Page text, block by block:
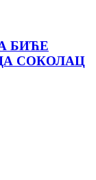
БИЋЕ
СОКОЛАЦ